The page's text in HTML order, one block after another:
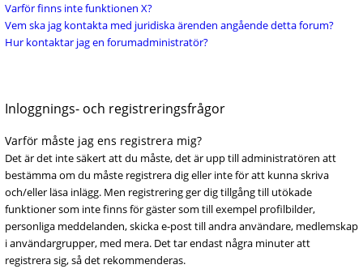
Varför finns inte funktionen X?
Vem ska jag kontakta med juridiska ärenden angående detta forum?
Hur kontaktar jag en forumadministratör?
Inloggnings- och registreringsfrågor
Varför måste jag ens registrera mig?
Det är det inte säkert att du måste, det är upp till administratören att
bestämma om du måste registrera dig eller inte för att kunna skriva
och/eller läsa inlägg. Men registrering ger dig tillgång till utökade
funktioner som inte finns för gäster som till exempel profilbilder,
personliga meddelanden, skicka e-post till andra användare, medlemskap
i användargrupper, med mera. Det tar endast några minuter att
registrera sig, så det rekommenderas.